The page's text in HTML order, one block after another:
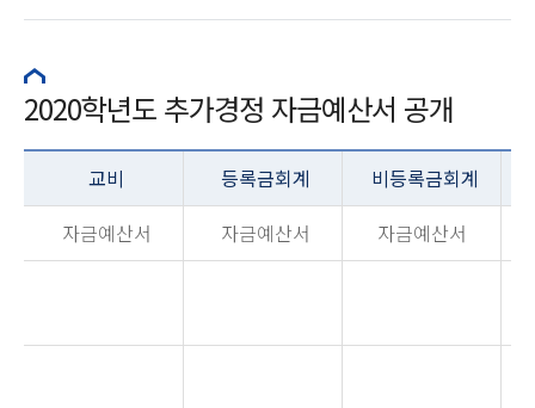
2020학년도 추가경정 자금예산서 공개
교비 등록금회계
비등록금회계
자금예산서
자금예산서 자금예산서